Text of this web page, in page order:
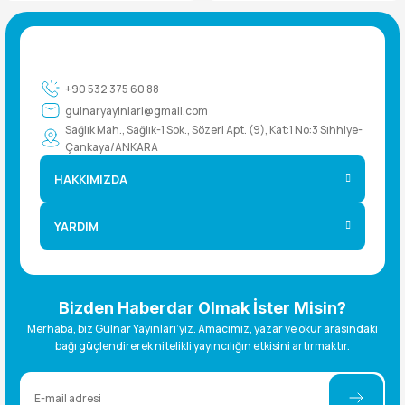
+90 532 375 60 88
gulnaryayinlari@gmail.com
Sağlık Mah., Sağlık-1 Sok., Sözeri Apt. (9), Kat:1 No:3 Sıhhiye-
Çankaya/ANKARA
HAKKIMIZDA
YARDIM
Bizden Haberdar Olmak İster Misin?
Merhaba, biz Gülnar Yayınları’yız. Amacımız, yazar ve okur arasındaki
bağı güçlendirerek nitelikli yayıncılığın etkisini artırmaktır.